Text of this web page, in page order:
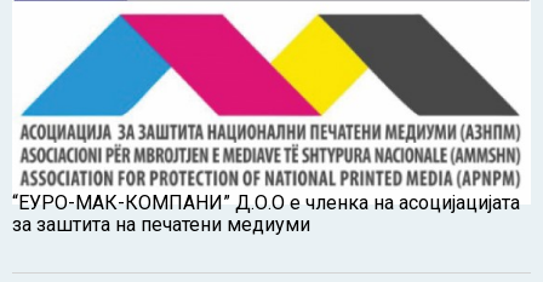
“ЕУРО-МАК-КОМПАНИ” Д.О.О е членка на асоцијацијата
за заштита на печатени медиуми